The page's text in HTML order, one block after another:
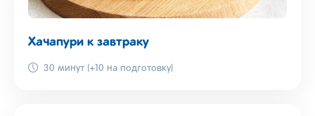
Хачапури к завтраку
30 минут (+10 на подготовку)